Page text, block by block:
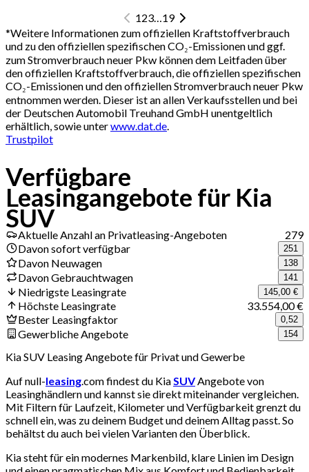
123…19
*Weitere Informationen zum offiziellen Kraftstoffverbrauch
und zu den offiziellen spezifischen CO₂-Emissionen und ggf.
zum Stromverbrauch neuer Pkw können dem Leitfaden über
den offiziellen Kraftstoffverbrauch, die offiziellen spezifischen
CO₂-Emissionen und den offiziellen Stromverbrauch neuer Pkw
entnommen werden. Dieser ist an allen Verkaufsstellen und bei
der Deutschen Automobil Treuhand GmbH unentgeltlich
erhältlich, sowie unterwww.dat.de
Trustpilot
Verfügbare
Leasingangebote für Kia
SUV
Aktuelle Anzahl an Privatleasing-Angeboten
279
Davon sofort verfügbar
251
Davon Neuwagen 138
Davon Gebrauchtwagen 141
Niedrigste Leasingrate 145,00 €
Höchste Leasingrate
33.554,00 €
Bester Leasingfaktor
0,52
Gewerbliche Angebote 154
Kia SUV Leasing Angebote für Privat und Gewerbe
Auf null-leasing.com findest du KiaSUVAngebote von
Leasinghändlern und kannst sie direkt miteinander vergleichen.
Mit Filtern für Laufzeit, Kilometer und Verfügbarkeit grenzt du
schnell ein, was zu deinem Budget und deinem Alltag passt. So
behältst du auch bei vielen Varianten den Überblick.
Kia steht für ein modernes Markenbild, klare Linien im Design